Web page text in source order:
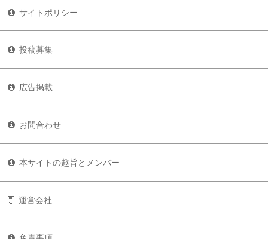
サイトポリシー
投稿募集
広告掲載
お問合わせ
本サイトの趣旨とメンバー
運営会社